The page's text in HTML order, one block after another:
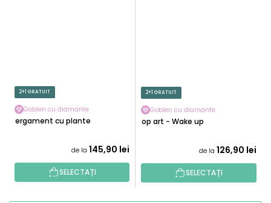
2+1 GRATUIT
Goblen cu diamante
Pergament cu plante
de la 145,90 lei
SELECTAȚI
2+1 GRATUIT
Goblen cu diamante
Pop art - Wake up
de la 126,90 lei
SELECTAȚI